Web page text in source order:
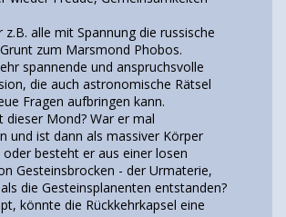
alle mit Spannung die russische
zum Marsmond Phobos.
spannende und anspruchsvolle
die auch astronomische Rätsel
Fragen aufbringen kann.
dieser Mond? War er mal
und ist dann als massiver Körper
besteht er aus einer losen
Gesteinsbrocken - der Urmaterie,
die Gesteinsplanenten entstanden?
könnte die Rückkehrkapsel eine